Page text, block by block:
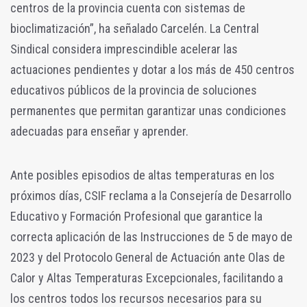
centros de la provincia cuenta con sistemas de
bioclimatización”, ha señalado Carcelén. La Central
Sindical considera imprescindible acelerar las
actuaciones pendientes y dotar a los más de 450 centros
educativos públicos de la provincia de soluciones
permanentes que permitan garantizar unas condiciones
adecuadas para enseñar y aprender.
Ante posibles episodios de altas temperaturas en los
próximos días, CSIF reclama a la Consejería de Desarrollo
Educativo y Formación Profesional que garantice la
correcta aplicación de las Instrucciones de 5 de mayo de
2023 y del Protocolo General de Actuación ante Olas de
Calor y Altas Temperaturas Excepcionales, facilitando a
los centros todos los recursos necesarios para su